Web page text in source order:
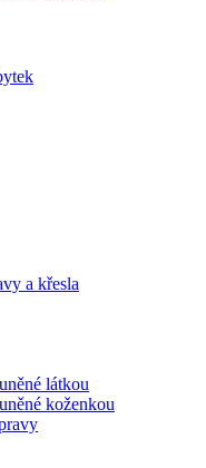
a křesla
látkou
koženkou